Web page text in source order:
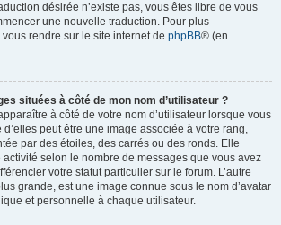
désirée n’existe pas, vous êtes libre de vous
une nouvelle traduction. Pour plus
rendre sur le site internet de phpBB® (en
situées à côté de mon nom d’utilisateur ?
à côté de votre nom d’utilisateur lorsque vous
peut être une image associée à votre rang,
par des étoiles, des carrés ou des ronds. Elle
activité selon le nombre de messages que vous avez
votre statut particulier sur le forum. L’autre
grande, est une image connue sous le nom d’avatar
et personnelle à chaque utilisateur.